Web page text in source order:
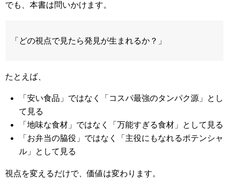
でも、本書は問いかけます。
「どの視点で見たら発見が生まれるか？」
たとえば、
「安い食品」ではなく「コスパ最強のタンパク源」とし
て見る
「地味な食材」ではなく「万能すぎる食材」として見る
「お弁当の脇役」ではなく「主役にもなれるポテンシャ
ル」として見る
視点を変えるだけで、価値は変わります。